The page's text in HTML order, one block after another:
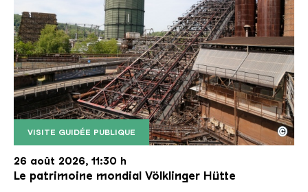
VISITE GUIDÉE PUBLIQUE
Le monte-charge incliné de la Völklinger Hütte
Copyright: Weltkulturerbe Völklinger Hütte | Karl
©
26 août 2026, 11:30 h
Le patrimoine mondial Völklinger Hütte